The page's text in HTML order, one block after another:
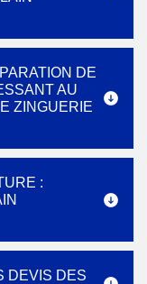
DE
AU
ZINGUERIE
:
DEVIS DES